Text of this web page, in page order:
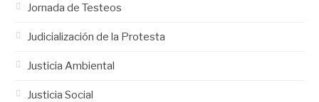
Jornada de Testeos
Judicialización de la Protesta
Justicia Ambiental
Justicia Social